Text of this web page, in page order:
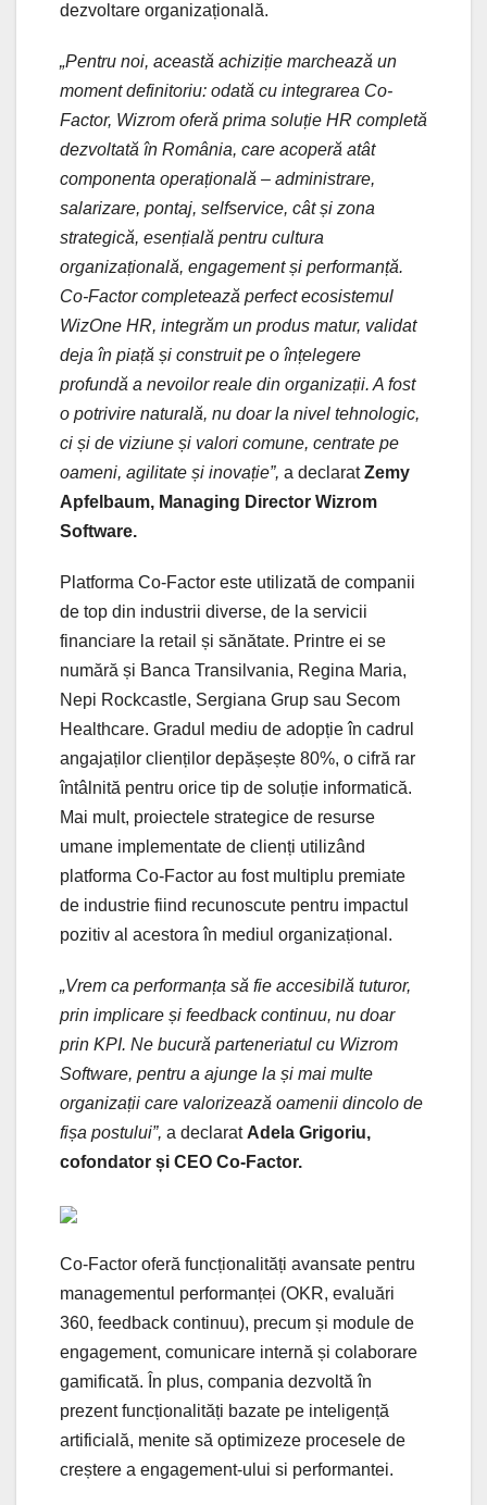
dezvoltare organizațională.
„Pentru noi, această achiziție marchează un
moment definitoriu: odată cu integrarea Co-
Factor, Wizrom oferă prima soluție HR completă
dezvoltată în România, care acoperă atât
componenta operațională – administrare,
salarizare, pontaj, selfservice, cât și zona
strategică, esențială pentru cultura
organizațională, engagement și performanță.
Co-Factor completează perfect ecosistemul
WizOne HR, integrăm un produs matur, validat
deja în piață și construit pe o înțelegere
profundă a nevoilor reale din organizații. A fost
o potrivire naturală, nu doar la nivel tehnologic,
ci și de viziune și valori comune, centrate pe
oameni, agilitate și inovație”, a declaratZemy
Apfelbaum, Managing Director Wizrom
Software.
Platforma Co-Factor este utilizată de companii
de top din industrii diverse, de la servicii
financiare la retail și sănătate. Printre ei se
numără și Banca Transilvania, Regina Maria,
Nepi Rockcastle, Sergiana Grup sau Secom
Healthcare. Gradul mediu de adopție în cadrul
angajaților clienților depășește 80%, o cifră rar
întâlnită pentru orice tip de soluție informatică.
Mai mult, proiectele strategice de resurse
umane implementate de clienți utilizând
platforma Co-Factor au fost multiplu premiate
de industrie fiind recunoscute pentru impactul
pozitiv al acestora în mediul organizațional.
„Vrem ca performanța să fie accesibilă tuturor,
prin implicare și feedback continuu, nu doar
prin KPI. Ne bucură parteneriatul cu Wizrom
Software, pentru a ajunge la și mai multe
organizații care valorizează oamenii dincolo de
fișa postului”, a declarat Adela Grigoriu,
cofondator și CEO Co-Factor.
Co-Factor oferă funcționalități avansate pentru
managementul performanței (OKR, evaluări
360, feedback continuu), precum și module de
engagement, comunicare internă și colaborare
gamificată. În plus, compania dezvoltă în
prezent funcționalități bazate pe inteligență
artificială, menite să optimizeze procesele de
creștere a engagement-ului si performantei.